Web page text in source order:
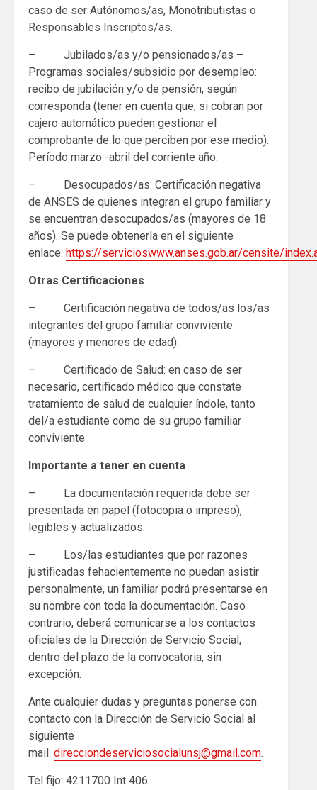
caso de ser Autónomos/as, Monotributistas o
Responsables Inscriptos/as.
– Jubilados/as y/o pensionados/as –
Programas sociales/subsidio por desempleo:
recibo de jubilación y/o de pensión, según
corresponda (tener en cuenta que, si cobran por
cajero automático pueden gestionar el
comprobante de lo que perciben por ese medio).
Período marzo -abril del corriente año.
– Desocupados/as: Certificación negativa
de ANSES de quienes integran el grupo familiar y
se encuentran desocupados/as (mayores de 18
años). Se puede obtenerla en el siguiente
enlace: https://servicioswww.anses.gob.ar/censite/
Otras Certificaciones
– Certificación negativa de todos/as los/as
integrantes del grupo familiar conviviente
(mayores y menores de edad).
– Certificado de Salud: en caso de ser
necesario, certificado médico que constate
tratamiento de salud de cualquier índole, tanto
del/a estudiante como de su grupo familiar
conviviente
Importante a tener en cuenta
– La documentación requerida debe ser
presentada en papel (fotocopia o impreso),
legibles y actualizados.
– Los/las estudiantes que por razones
justificadas fehacientemente no puedan asistir
personalmente, un familiar podrá presentarse en
su nombre con toda la documentación. Caso
contrario, deberá comunicarse a los contactos
oficiales de la Dirección de Servicio Social,
dentro del plazo de la convocatoria, sin
excepción.
Ante cualquier dudas y preguntas ponerse con
contacto con la Dirección de Servicio Social al
siguiente
mail: direcciondeserviciosocialunsj@gmail.com.
Tel fijo: 4211700 Int 406